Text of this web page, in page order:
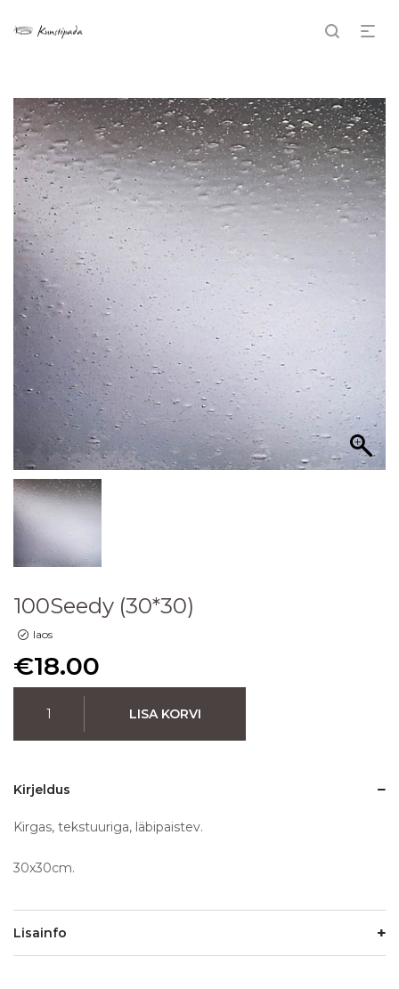
100Seedy (30*30)
laos
€18.00
LISA KORVI
Kirjeldus
Kirgas, tekstuuriga, läbipaistev.
30x30cm.
Lisainfo